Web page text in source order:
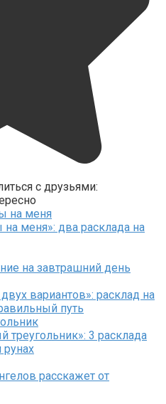
с друзьями:
меня»: два расклада на
на завтрашний день
вариантов»: расклад на
путь
3 расклада
рунах
расскажет от